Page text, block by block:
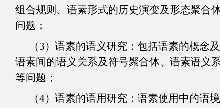
组合规则、语素形式的历史演变及形态聚合
问题；
（3）语素的语义研究：包括语素的概念
语素间的语义关系及符号聚合体、语素语义
等问题；
（4）语素的语用研究：语素使用中的语